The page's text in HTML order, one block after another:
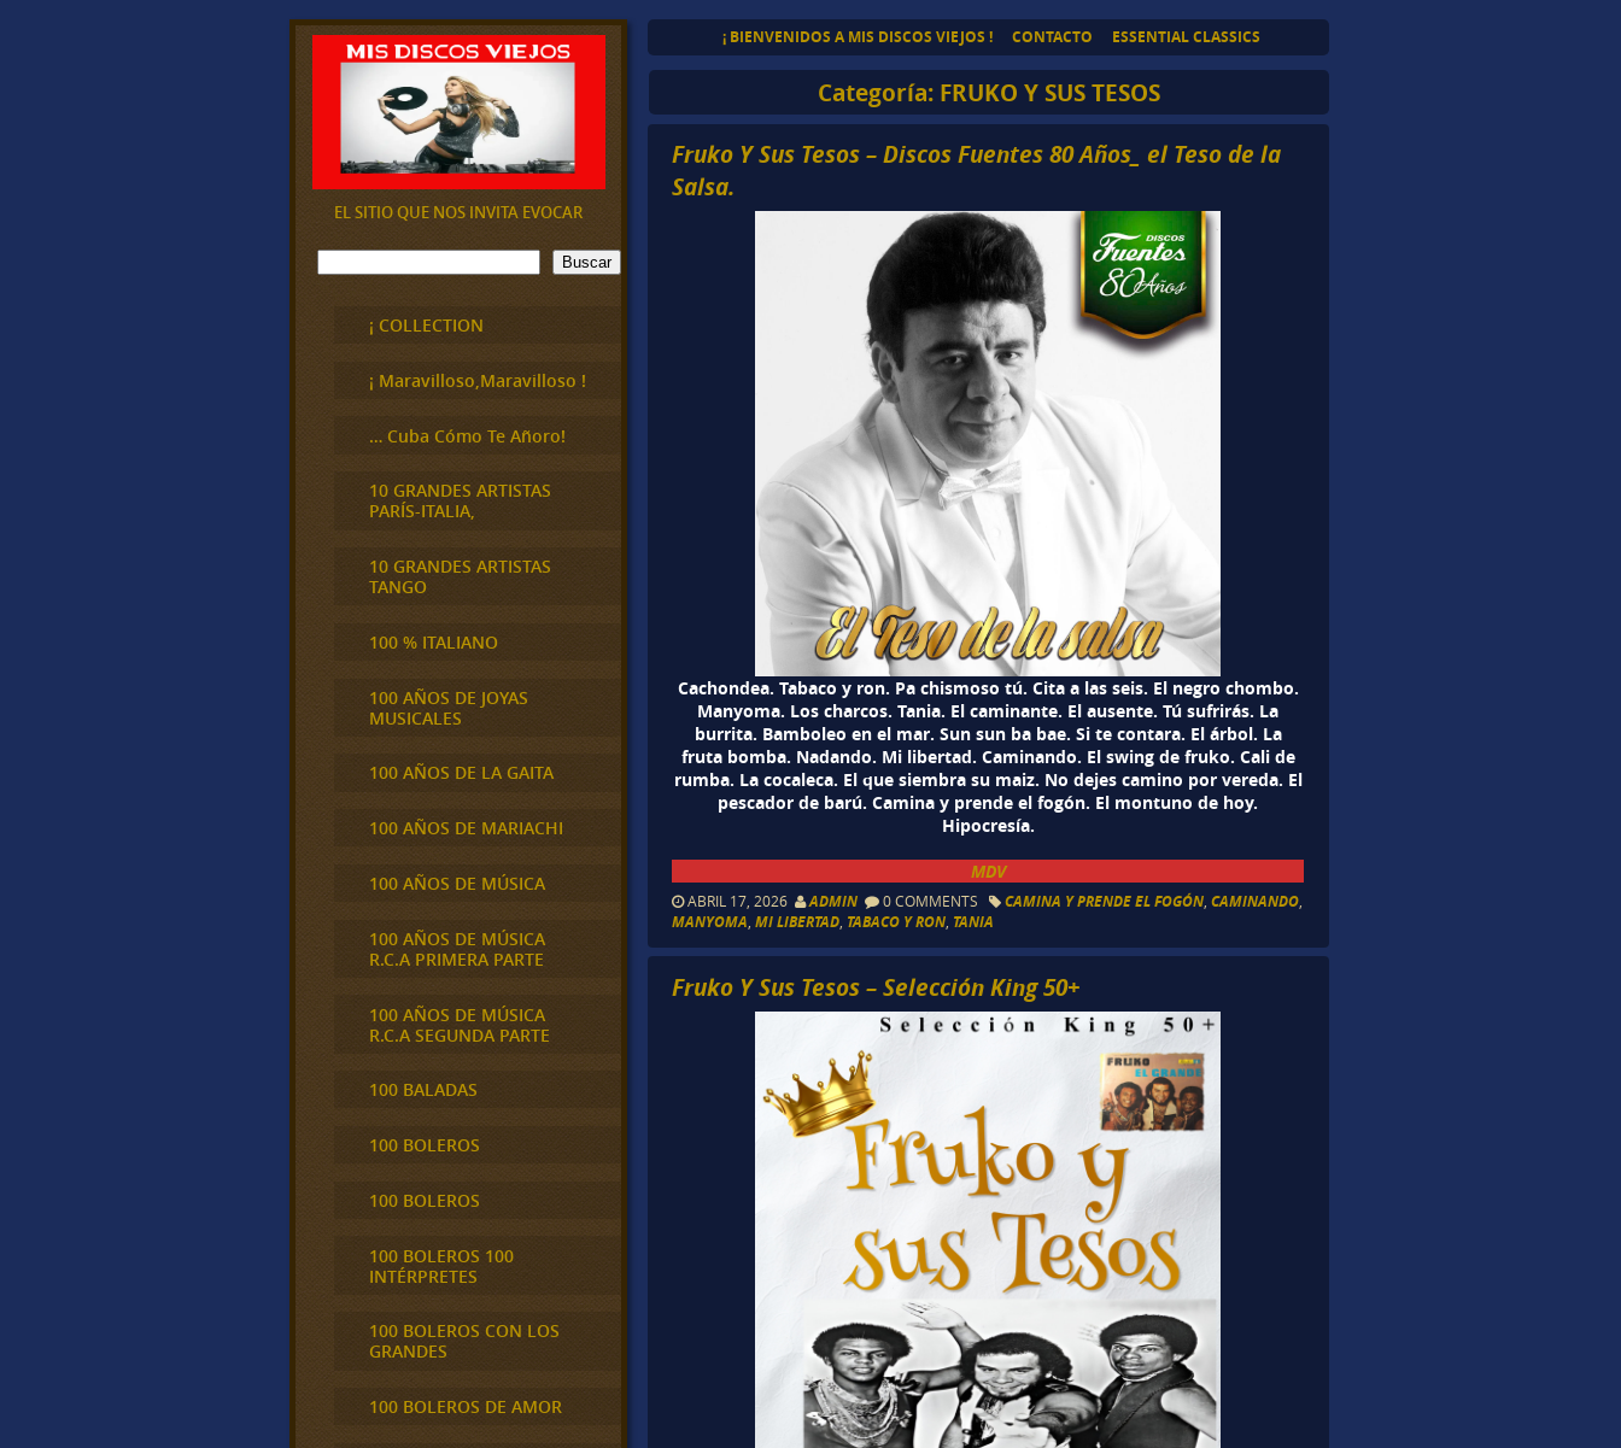
¡ BIENVENIDOS A MIS DISCOS VIEJOS ! CONTACTO ESSENTIAL CLASSICS
Categoría: FRUKO Y SUS TESOS
Fruko Y Sus Tesos – Discos Fuentes 80 Años_ el Teso de la
Salsa.
Cachondea. Tabaco y ron. Pa chismoso tú. Cita a las seis. El negro chombo.
Manyoma. Los charcos. Tania. El caminante. El ausente. Tú sufrirás. La
burrita. Bamboleo en el mar. Sun sun ba bae. Si te contara. El árbol. La
fruta bomba. Nadando. Mi libertad. Caminando. El swing de fruko. Cali de
rumba. La cocaleca. El que siembra su maiz. No dejes camino por vereda. El
pescador de barú. Camina y prende el fogón. El montuno de hoy.
Hipocresía.
MDV
ABRIL 17, 2026 ADMIN 0 COMMENTS CAMINA Y PRENDE EL FOGÓN ,CAMINANDO
MANYOMA ,MI LIBERTAD TABACO Y RON TANIA
Fruko Y Sus Tesos – Selección King 50+
EL SITIO QUE NOS INVITA EVOCAR
B
u
Buscar
¡ COLLECTION
¡ Maravilloso,Maravilloso !
… Cuba Cómo Te Añoro!
10 GRANDES ARTISTAS
PARÍS-ITALIA,
10 GRANDES ARTISTAS
TANGO
100 % ITALIANO
100 AÑOS DE JOYAS
MUSICALES
100 AÑOS DE LA GAITA
100 AÑOS DE MARIACHI
100 AÑOS DE MÚSICA
100 AÑOS DE MÚSICA
R.C.A PRIMERA PARTE
100 AÑOS DE MÚSICA
R.C.A SEGUNDA PARTE
100 BALADAS
100 BOLEROS
100 BOLEROS
100 BOLEROS 100
INTÉRPRETES
100 BOLEROS CON LOS
GRANDES
100 BOLEROS DE AMOR